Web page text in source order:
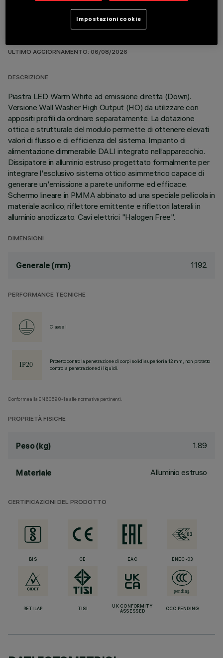
ULTIMO AGGIORNAMENTO: 06/08/2026
DESCRIZIONE
Piastra LED Warm White ad emissione diretta (Down).
Versione Wall Washer High Output (HO) da utilizzare con
appositi profili da ordinare separatamente. La dotazione
ottica e strutturale del modulo permette di ottenere elevati
valori di flusso e di efficienza del sistema. Impianto di
alimentazione dimmerabile DALI integrato nell’apparecchio.
Dissipatore in alluminio estruso progettato formalmente per
integrare l'esclusivo sistema ottico asimmetrico capace di
generare un'emissione a parete uniforme ed efficace.
Schermo lineare in PMMA abbinato ad una speciale pellicola in
materiale acrilico; riflettore emittente e riflettori laterali in
alluminio anodizzato. Cavi elettrici "Halogen Free".
DIMENSIONI
Generale (mm) 1192
PERFORMANCE TECNICHE
Classe I
Protetto contro la penetrazione di corpi solidi superiori a 12 mm, non protetto
contro la penetrazione di liquidi.
Conforme alla EN60598-1 e alle normative pertinenti.
PROPRIETÀ FISICHE
Peso (kg) 1.89
Materiale Alluminio estruso
CERTIFICAZIONI DEL PRODOTTO
BIS CE EAC ENEC-03
RETILAP TISI
UK CONFORMITY
ASSESSED
CCC PENDING
Impostazioni cookie